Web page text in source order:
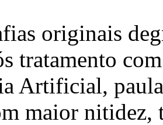
originais
tratamento
Artificial,
maior nitidez,